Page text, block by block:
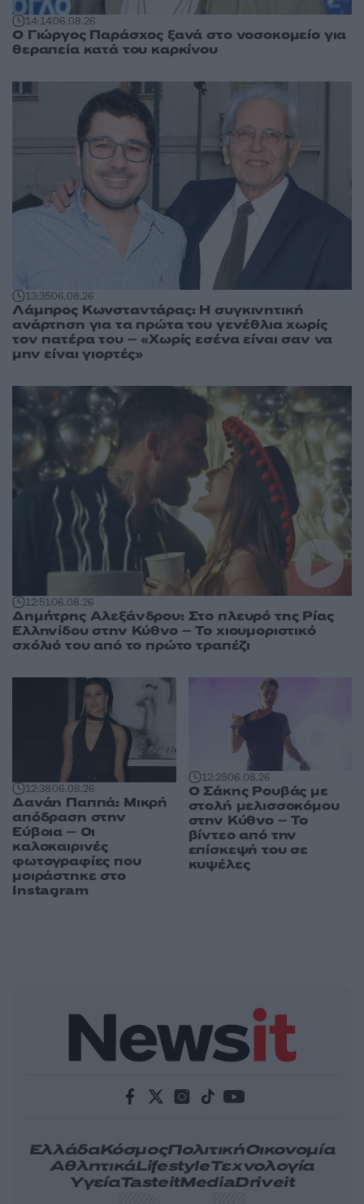
14:1406.08.26
O Γιώργος Παράσχος ξανά στο νοσοκομείο για
θεραπεία κατά του καρκίνου
13:3506.08.26
Λάμπρος Κωνσταντάρας: Η συγκινητική
ανάρτηση για τα πρώτα του γενέθλια χωρίς
τον πατέρα του – «Χωρίς εσένα είναι σαν να
μην είναι γιορτές»
12:5106.08.26
Δημήτρης Αλεξάνδρου: Στο πλευρό της Ρίας
Ελληνίδου στην Κύθνο – Το χιουμοριστικό
σχόλιό του από το πρώτο τραπέζι
12:3806.08.26
Δανάη Παππά: Μικρή
απόδραση στην
Εύβοια – Οι
καλοκαιρινές
φωτογραφίες που
μοιράστηκε στο
Instagram
12:2506.08.26
Ο Σάκης Ρουβάς με
στολή μελισσοκόμου
στην Κύθνο – Το
βίντεο από την
επίσκεψή του σε
κυψέλες
ΕλλάδαΚόσμοςΠολιτικήΟικονομία
ΑθλητικάLifestyleΤεχνολογία
ΥγείαTasteitMediaDriveit